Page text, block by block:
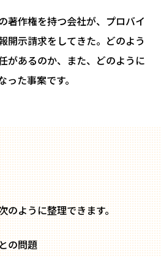
著作権を持つ会社が、プロバイ
開示請求をしてきた。どのよう
があるのか、また、どのように
た事案です。
のように整理できます。
の問題